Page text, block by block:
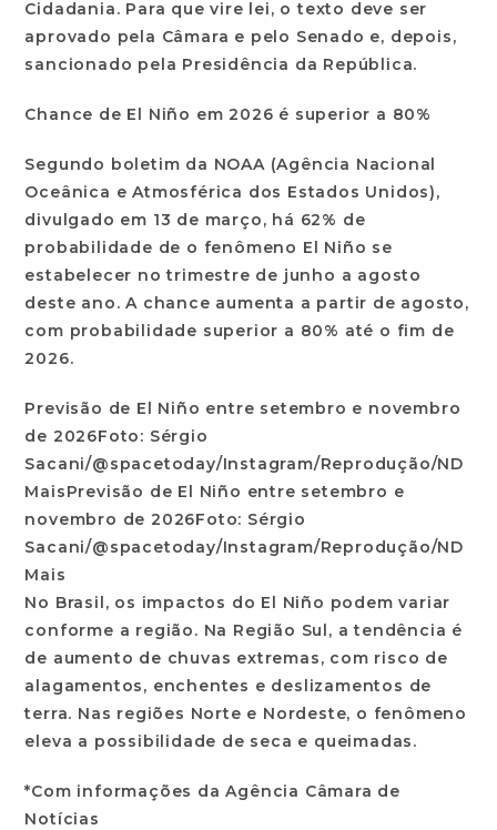
Cidadania. Para que vire lei, o texto deve ser
aprovado pela Câmara e pelo Senado e, depois,
sancionado pela Presidência da República.
Chance de El Niño em 2026 é superior a 80%
Segundo boletim da NOAA (Agência Nacional
Oceânica e Atmosférica dos Estados Unidos),
divulgado em 13 de março, há 62% de
probabilidade de o fenômeno El Niño se
estabelecer no trimestre de junho a agosto
deste ano. A chance aumenta a partir de agosto,
com probabilidade superior a 80% até o fim de
2026.
Previsão de El Niño entre setembro e novembro
de 2026Foto: Sérgio
Sacani/@spacetoday/Instagram/Reprodução/ND
MaisPrevisão de El Niño entre setembro e
novembro de 2026Foto: Sérgio
Sacani/@spacetoday/Instagram/Reprodução/ND
Mais
No Brasil, os impactos do El Niño podem variar
conforme a região. Na Região Sul, a tendência é
de aumento de chuvas extremas, com risco de
alagamentos, enchentes e deslizamentos de
terra. Nas regiões Norte e Nordeste, o fenômeno
eleva a possibilidade de seca e queimadas.
*Com informações da Agência Câmara de
Notícias